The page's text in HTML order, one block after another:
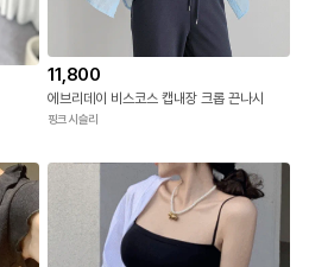
11,800
에브리데이 비스코스 캡내장 크롭 끈나시
핑크시슬리